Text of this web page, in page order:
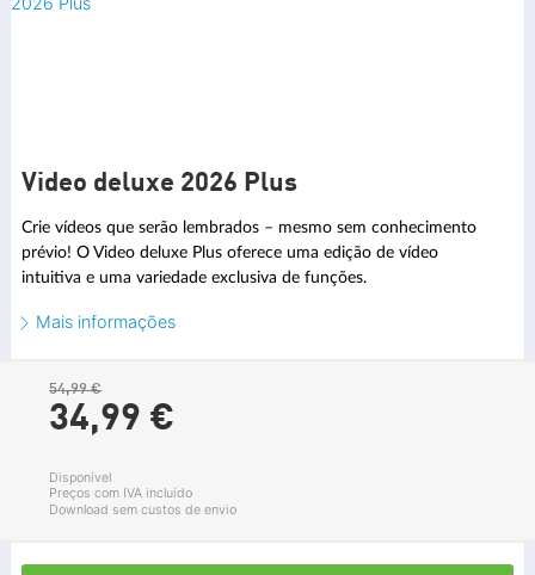
Video deluxe 2026 Plus
Crie vídeos que serão lembrados – mesmo sem conhecimento
prévio! O Video deluxe Plus oferece uma edição de vídeo
intuitiva e uma variedade exclusiva de funções.
Mais informações
54,99 €
34,99 €
Disponível
Preços com IVA incluído
Download sem custos de envio